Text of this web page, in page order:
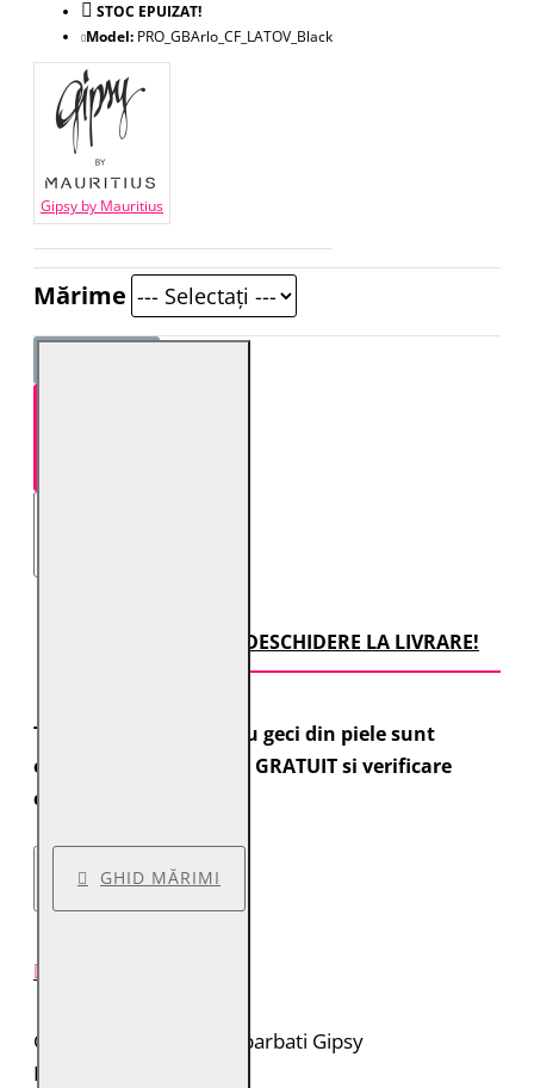
STOC EPUIZAT!
Model: PRO_GBArlo_CF_LATOV_Black
Gipsy by Mauritius
Mărime
TRANSPORT CU DESCHIDERE LA LIVRARE!
Toate comenzile pentru geci din piele sunt
expediate cu transport GRATUIT si verificare
colet.
GHID MĂRIMI
Geaca de piele pentru barbati Gipsy
Brand: Gipsy